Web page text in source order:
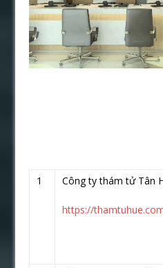
1 Công ty thám tử
https://